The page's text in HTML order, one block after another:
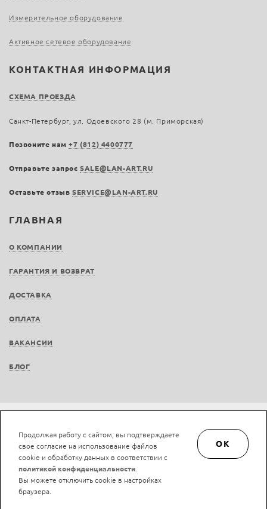
ГЛАВНАЯ
О КОМПАНИИ
ГАРАНТИЯ И ВОЗВРАТ
ДОСТАВКА
ОПЛАТА
ВАКАНСИИ
БЛОГ
Измерительное оборудование
Активное сетевое оборудование
КОНТАКТНАЯ ИНФОРМАЦИЯ
СХЕМА ПРОЕЗДА
Санкт-Петербург, ул. Одоевского 28 (м. Приморская)
Позвоните нам+7 (812) 4400777
Отправьте запросSALE@LAN-ART.RU
Оставьте отзыв SERVICE@LAN-ART.RU
Положение об обработке и защите персональных данных.
Продолжая работу с сайтом, вы подтверждаете
свое согласие на использование файлов
cookie и обработку данных в соответствии с
политикой конфиденциальности
Вы можете отключить cookie в настройках
браузера.
OK